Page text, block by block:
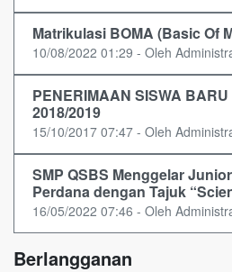
Matrikulasi BOMA (Basic Of
10/08/2022 01:29 - Oleh
PENERIMAAN SISWA
2018/2019
15/10/2017 07:47 - Oleh
SMP QSBS Menggelar
Perdana dengan Tajuk
16/05/2022 07:46 - Oleh
Berlangganan